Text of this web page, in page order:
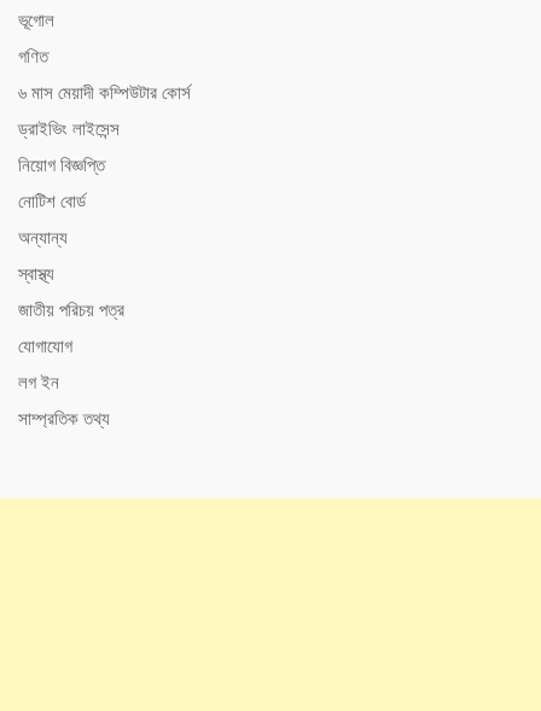
ভূগোল
গণিত
৬ মাস মেয়াদী কম্পিউটার কোর্স
ড্রাইভিং লাইসেন্স
নিয়োগ বিজ্ঞপ্তি
নোটিশ বোর্ড
অন্যান্য
স্বাস্থ্য
জাতীয় পরিচয় পত্র
যোগাযোগ
লগ ইন
সাম্প্রতিক তথ্য